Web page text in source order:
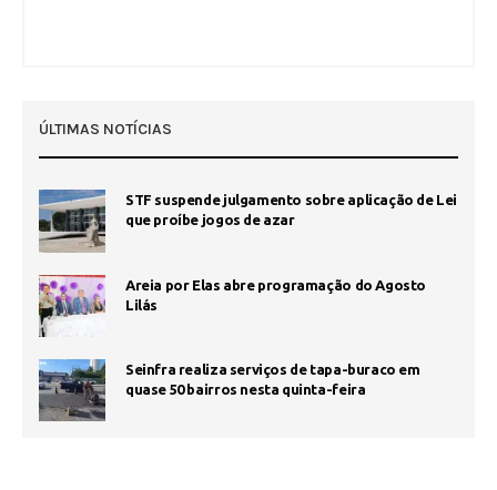
ÚLTIMAS NOTÍCIAS
STF suspende julgamento sobre aplicação de Lei
que proíbe jogos de azar
Areia por Elas abre programação do Agosto
Lilás
Seinfra realiza serviços de tapa-buraco em
quase 50 bairros nesta quinta-feira